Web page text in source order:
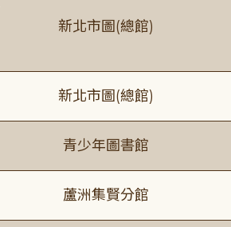
新北市圖(總館)
新北市圖(總館)
青少年圖書館
蘆洲集賢分館